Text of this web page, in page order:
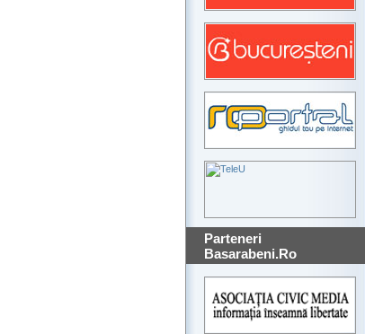
Parteneri
Basarabeni.Ro